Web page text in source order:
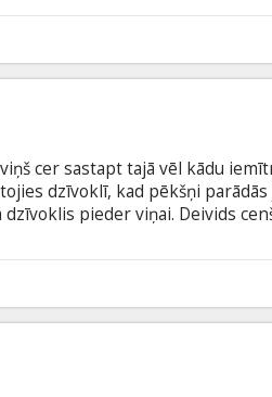
- Džūnu Kārteri (Reese
cer sastapt tajā vēl kādu
dzīvoklī, kad pēkšņi parādās
pieder viņai. Deivids
negaidīti parādīties un pazust,
dzīves ieradumiem
ir spoks, Deivids mēģina